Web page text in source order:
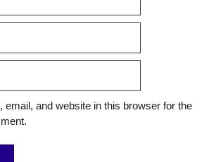
email, and website in this browser for the